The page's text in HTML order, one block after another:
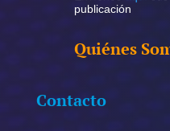
publicación
Quiénes
Contacto